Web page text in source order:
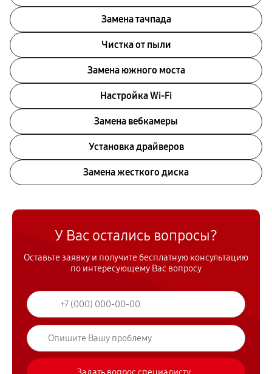
Замена тачпада
Чистка от пыли
Замена южного моста
Настройка Wi-Fi
Замена вебкамеры
Установка драйверов
Замена жесткого диска
У Вас остались вопросы?
Оставьте заявку и получите бесплатную консультацию
по интересующему Вас вопросу